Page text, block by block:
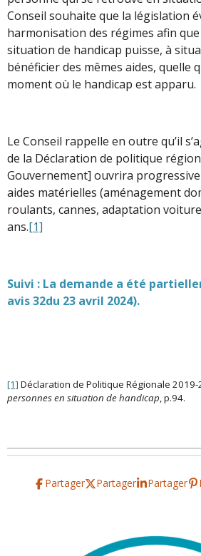
Conseil souhaite que la législation
harmonisation des régimes afin
situation de handicap puisse, à
bénéficier des mêmes aides, quelle
moment où le handicap est apparu.
Le Conseil rappelle en outre qu’il
de la Déclaration de politique
Gouvernement] ouvrira
aides matérielles (aménagement
roulants, cannes, adaptation
ans.[1]
Suivi : La demande a été
avis 32du 23 avril 2024).
[1] Déclaration de Politique Régionale 2019-
personnes en situation de handicap , p.94.
Partager Partager Partager